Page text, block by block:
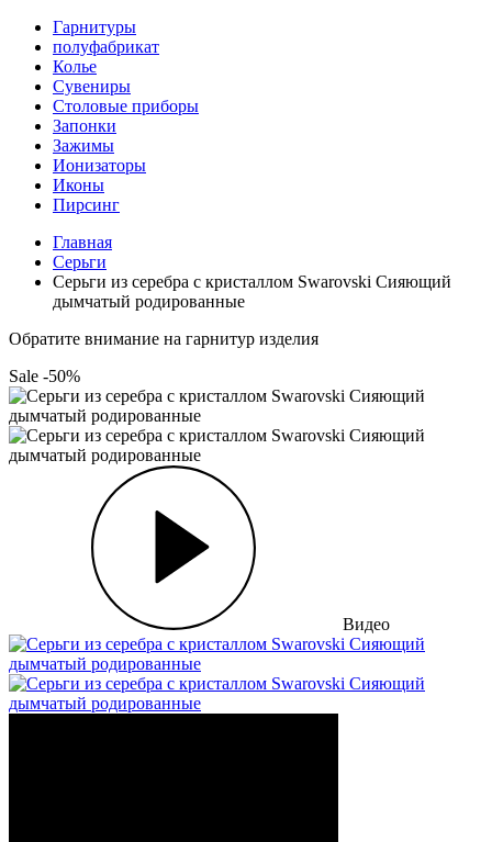
Гарнитуры
полуфабрикат
Колье
Сувениры
Столовые приборы
Запонки
Зажимы
Ионизаторы
Иконы
Пирсинг
Главная
Серьги
Серьги из серебра с кристаллом Swarovski Сияющий
дымчатый родированные
Обратите внимание на гарнитур изделия
Sale -50%
Видео